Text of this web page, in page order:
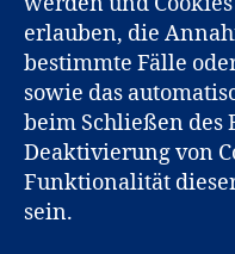
erlauben, die
bestimmte Fälle
sowie das
beim Schließen des
Deaktivierung von
Funktionalität
sein.